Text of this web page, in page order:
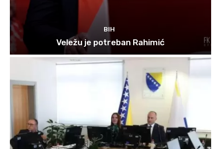
BIH
Veležu je potreban Rahimić